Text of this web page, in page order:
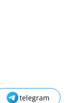
telegram